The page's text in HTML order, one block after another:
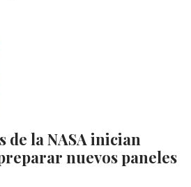
de la NASA inician
nuevos paneles